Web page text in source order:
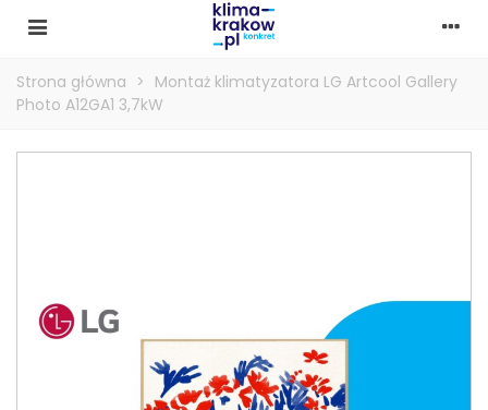
Strona główna > Montaż klimatyzatora LG Artcool Gallery
Photo A12GA1 3,7kW